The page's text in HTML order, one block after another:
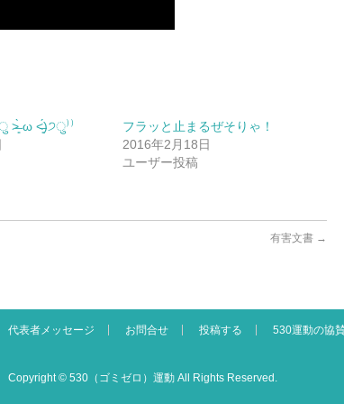
˃̶͈̀ ω ˂̶͈́)੭ु⁾⁾
フラッと止まるぜそりゃ！
2016年2月18日
ユーザー投稿
有害文書 →
代表者メッセージ お問合せ 投稿する 530運動の協
Copyright © 530（ゴミゼロ）運動All Rights Reserved.